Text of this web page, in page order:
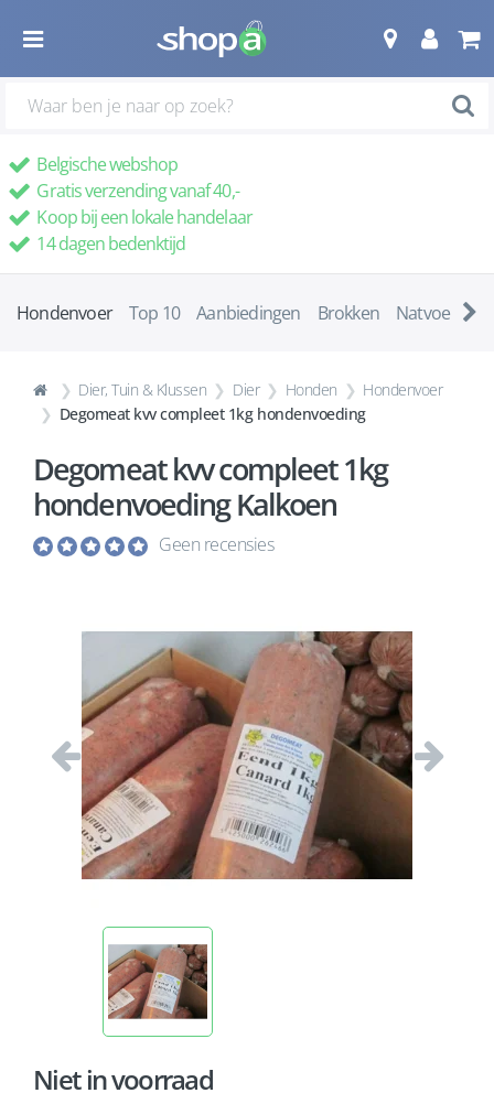
Belgische webshop
Gratis verzending vanaf 40,-
Koop bij een lokale handelaar
14 dagen bedenktijd
Hondenvoer Top 10 Aanbiedingen Brokken Natvoer
Dier, Tuin & Klussen Dier Honden
Hondenvoer
Degomeat kvv compleet 1kg hondenvoeding
Degomeat kvv compleet 1kg
hondenvoeding Kalkoen
Geen recensies
Vorige
Niet in voorraad